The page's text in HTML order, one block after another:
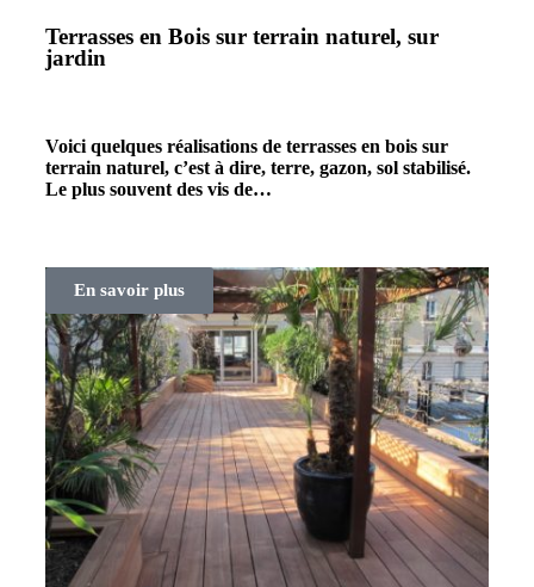
Terrasses en Bois sur terrain naturel, sur
jardin
Voici quelques réalisations de terrasses en bois sur
terrain naturel, c’est à dire, terre, gazon, sol stabilisé.
Le plus souvent des vis de…
En savoir plus